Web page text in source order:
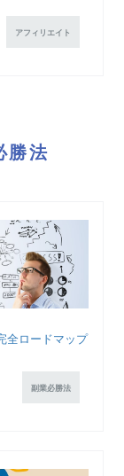
アフィリエイト
勝法
全ロードマップ
副業必勝法